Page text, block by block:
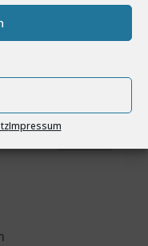
Impressum